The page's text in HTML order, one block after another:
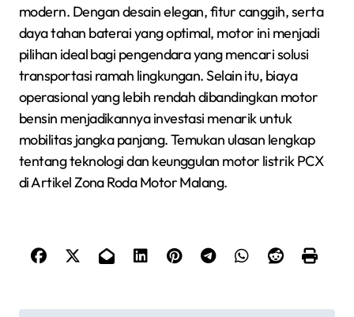
modern. Dengan desain elegan, fitur canggih, serta
daya tahan baterai yang optimal, motor ini menjadi
pilihan ideal bagi pengendara yang mencari solusi
transportasi ramah lingkungan. Selain itu, biaya
operasional yang lebih rendah dibandingkan motor
bensin menjadikannya investasi menarik untuk
mobilitas jangka panjang. Temukan ulasan lengkap
tentang teknologi dan keunggulan motor listrik PCX
di Artikel Zona Roda Motor Malang.